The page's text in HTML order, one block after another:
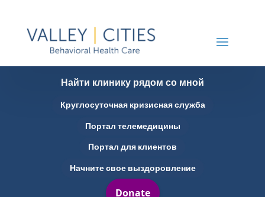
Найти клинику рядом со мной
Круглосуточная кризисная служба
Портал телемедицины
Портал для клиентов
Начните свое выздоровление